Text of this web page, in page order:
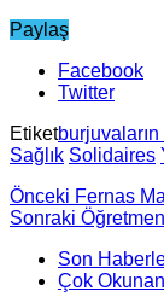
Paylaş
Facebook
Twitter
Etiketburjuvaların
Sağlık Solidaires
Önceki Fernas
Sonraki
Son
Çok